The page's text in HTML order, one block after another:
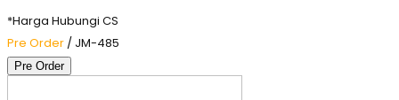
*Harga Hubungi CS
Pre Order / JM-485
Pre Order